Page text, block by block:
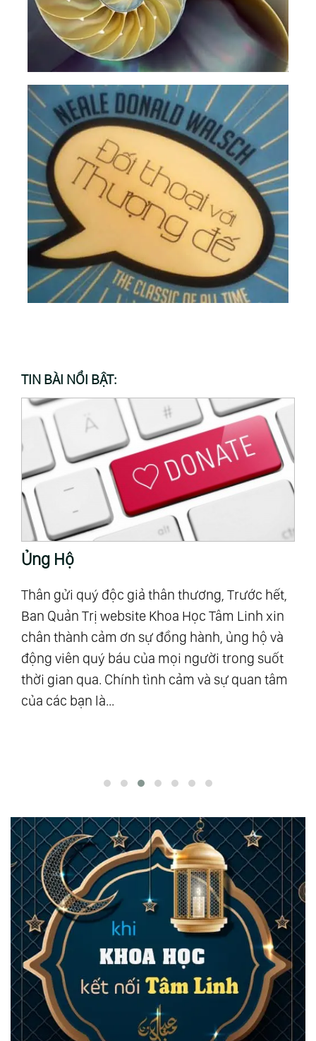
TIN BÀI NỔI BẬT:
Ủng Hộ
Thân gửi quý độc giả thân thương, Trước hết,
Ban Quản Trị website Khoa Học Tâm Linh xin
chân thành cảm ơn sự đồng hành, ủng hộ và
động viên quý báu của mọi người trong suốt
thời gian qua. Chính tình cảm và sự quan tâm
của các bạn là...